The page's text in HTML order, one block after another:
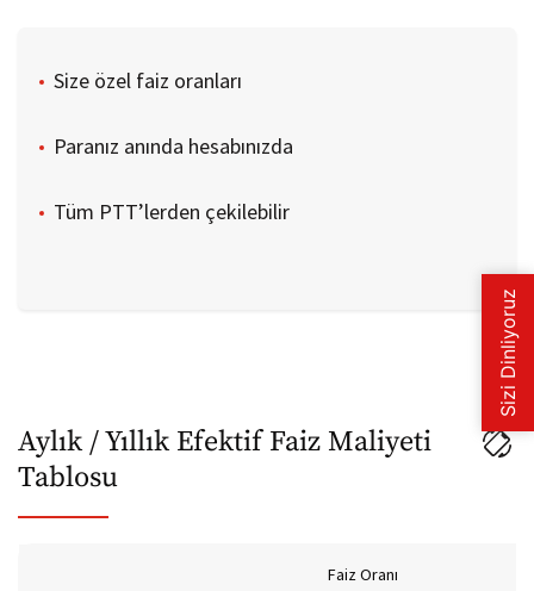
27 Ay
Size özel faiz oranları
Paranız anında hesabınızda
Tüm PTT’lerden çekilebilir
Aylık / Yıllık Efektif Faiz Maliyeti
Tablosu
Faiz Oranı